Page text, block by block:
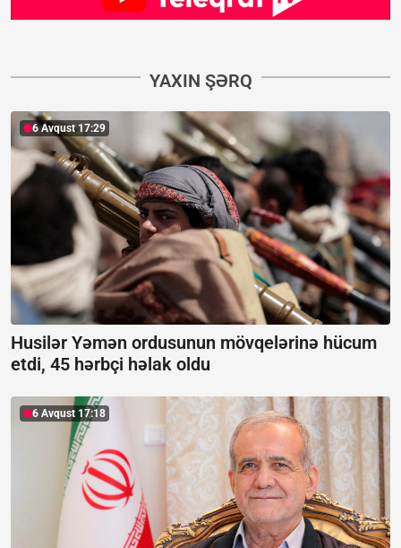
YAXIN ŞƏRQ
6 Avqust 17:29
Husilər Yəmən ordusunun mövqelərinə hücum
etdi, 45 hərbçi həlak oldu
6 Avqust 17:18